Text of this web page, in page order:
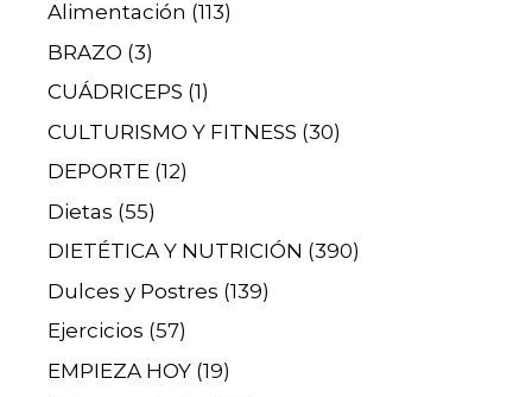
Alimentación (113)
BRAZO (3)
CUÁDRICEPS (1)
CULTURISMO Y FITNESS (30)
DEPORTE (12)
Dietas (55)
DIETÉTICA Y NUTRICIÓN (390)
Dulces y Postres (139)
Ejercicios (57)
EMPIEZA HOY (19)